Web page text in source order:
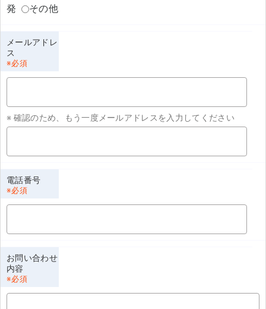
発
その他
メールアドレ
ス
電話番号
お問い合わせ
内容